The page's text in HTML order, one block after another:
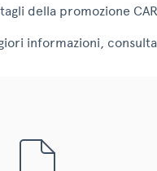
della promozione
informazioni,